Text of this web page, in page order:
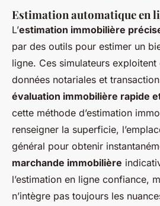
Estimation automatique en
L’estimation immobilière
par des outils pour estimer un
ligne. Ces simulateurs
données notariales et
évaluation immobilière rapide
cette méthode d’estimation
renseigner la superficie,
général pour obtenir
marchande immobilière
l’estimation en ligne confiance,
n’intègre pas toujours les